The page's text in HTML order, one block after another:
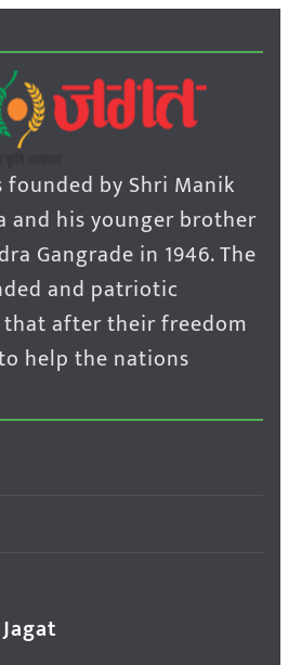
founded by Shri Manik
and his younger brother
Gangrade in 1946. The
and patriotic
after their freedom
help the nations